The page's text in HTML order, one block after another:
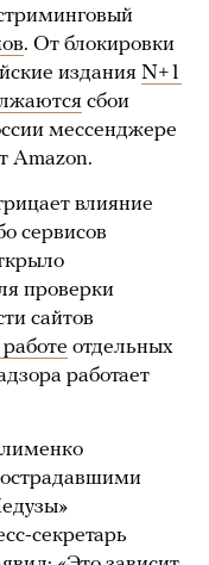
. От блокировки
издания N+1
сбои
мессенджере
Amazon.
влияние
сервисов
проверки
сайтов
работе отдельных
работает
секретарь